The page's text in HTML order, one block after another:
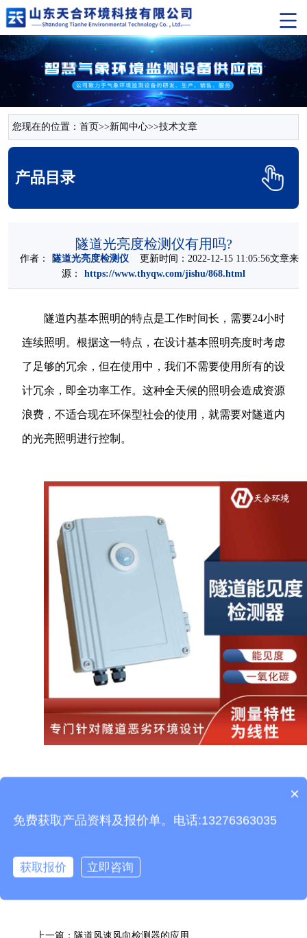
您现在的位置： 首页>>新闻中心>>技术文章
产品目录
隧道光亮度检测仪有用吗?
作者： 隧道光亮度检测仪更新时间：2022-12-15 11:05:56文章来
源：
https://www.thyqw.com/jishu/868.html
隧道内基本照明的特点是工作时间长，需要24小时
连续照明。根据这一特点，在设计基本照明亮度时考虑
了足够的冗余，但在使用中，我们不需要使用所有的设
计冗余，即全功率工作。这种全天候的照明会造成资源
浪费，不适合现在环保型社会的使用，就需要对隧道内
的光亮照明进行控制。
是一款安装在隧道内部，对亮度进行检测的仪器，完全
亮度切换，自动开关灯光照明开关，为隧道亮度提供了
上一篇： 隧道风速风向检测器的应用
产品包含安装吗？
×
免费获取产品资料及报价单。电话:13276363035
获取报价 立即咨询